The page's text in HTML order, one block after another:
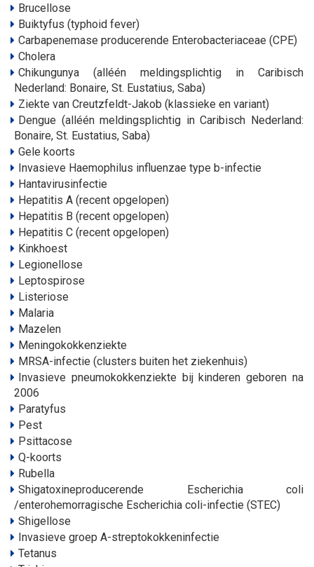
Brucellose
Buiktyfus (typhoid fever)
Carbapenemase producerende Enterobacteriaceae (CPE)
Cholera
Chikungunya (alléén meldingsplichtig in Caribisch
Nederland: Bonaire, St. Eustatius, Saba)
Ziekte van Creutzfeldt-Jakob (klassieke en variant)
Dengue (alléén meldingsplichtig in Caribisch Nederland:
Bonaire, St. Eustatius, Saba)
Gele koorts
Invasieve Haemophilus influenzae type b-infectie
Hantavirusinfectie
Hepatitis A (recent opgelopen)
Hepatitis B (recent opgelopen)
Hepatitis C (recent opgelopen)
Kinkhoest
Legionellose
Leptospirose
Listeriose
Malaria
Mazelen
Meningokokkenziekte
MRSA-infectie (clusters buiten het ziekenhuis)
Invasieve pneumokokkenziekte bij kinderen geboren na
2006
Paratyfus
Pest
Psittacose
Q-koorts
Rubella
Shigatoxineproducerende Escherichia coli
/enterohemorragische Escherichia coli-infectie (STEC)
Shigellose
Invasieve groep A-streptokokkeninfectie
Tetanus